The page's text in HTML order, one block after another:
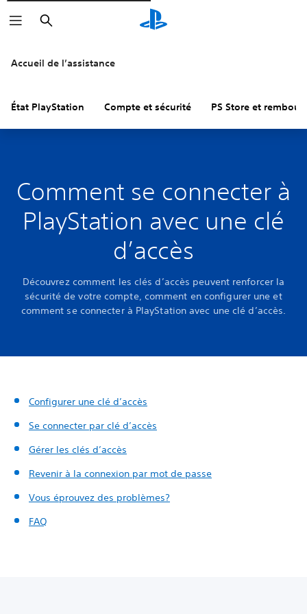
Rechercher
Accueil de l’assistance
État PlayStation Compte et sécurité PS Store et
Comment se connecter à
PlayStation avec une clé
d’accès
Découvrez comment les clés d’accès peuvent renforcer la
sécurité de votre compte, comment en configurer une et
comment se connecter à PlayStation avec une clé d’accès.
Configurer une clé d’accès
Se connecter par clé d’accès
Gérer les clés d’accès
Revenir à la connexion par mot de passe
Vous éprouvez des problèmes?
FAQ